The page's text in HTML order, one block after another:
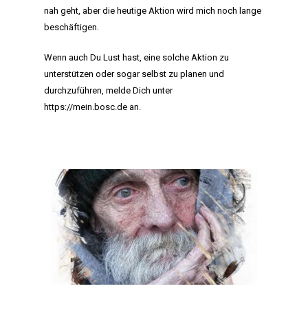
nah geht, aber die heutige Aktion wird mich noch lange
beschäftigen.
Wenn auch Du Lust hast, eine solche Aktion zu
unterstützen oder sogar selbst zu planen und
durchzuführen, melde Dich unter
https://mein.bosc.de an.